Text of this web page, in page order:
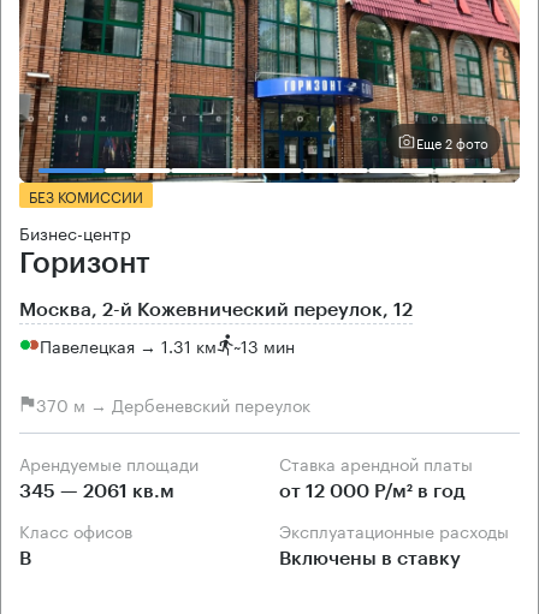
Еще 2 фото
БЕЗ КОМИССИИ
Бизнес-центр
Горизонт
Москва, 2-й Кожевнический переулок, 12
Павелецкая → 1.31 км ~13 мин
370 м → Дербеневский переулок
Арендуемые площади
345 — 2061 кв.м
Ставка арендной платы
от 12 000 Р/м² в год
Класс офисов
B
Эксплуатационные расходы
Включены в ставку